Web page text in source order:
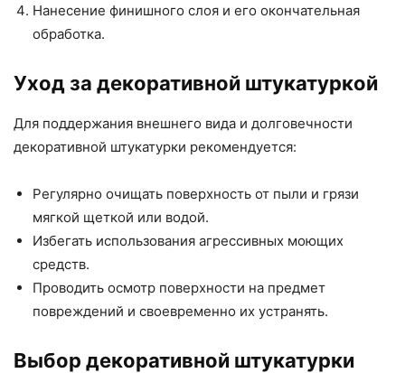
Нанесение финишного слоя и его окончательная
обработка.
Уход за декоративной штукатуркой
Для поддержания внешнего вида и долговечности
декоративной штукатурки рекомендуется:
Регулярно очищать поверхность от пыли и грязи
мягкой щеткой или водой.
Избегать использования агрессивных моющих
средств.
Проводить осмотр поверхности на предмет
повреждений и своевременно их устранять.
Выбор декоративной штукатурки